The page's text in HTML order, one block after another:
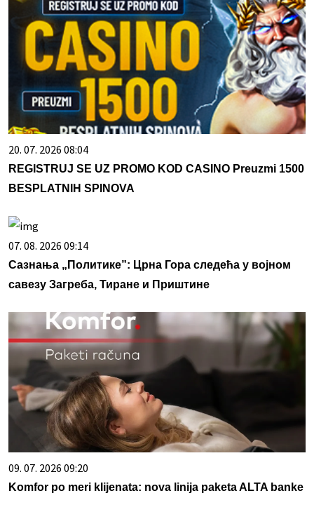
20. 07. 2026 08:04
REGISTRUJ SE UZ PROMO KOD CASINO Preuzmi 1500
BESPLATNIH SPINOVA
07. 08. 2026 09:14
Сазнања „Политике”: Црна Гора следећа у војном
савезу Загреба, Тиране и Приштине
09. 07. 2026 09:20
Komfor po meri klijenata: nova linija paketa ALTA banke